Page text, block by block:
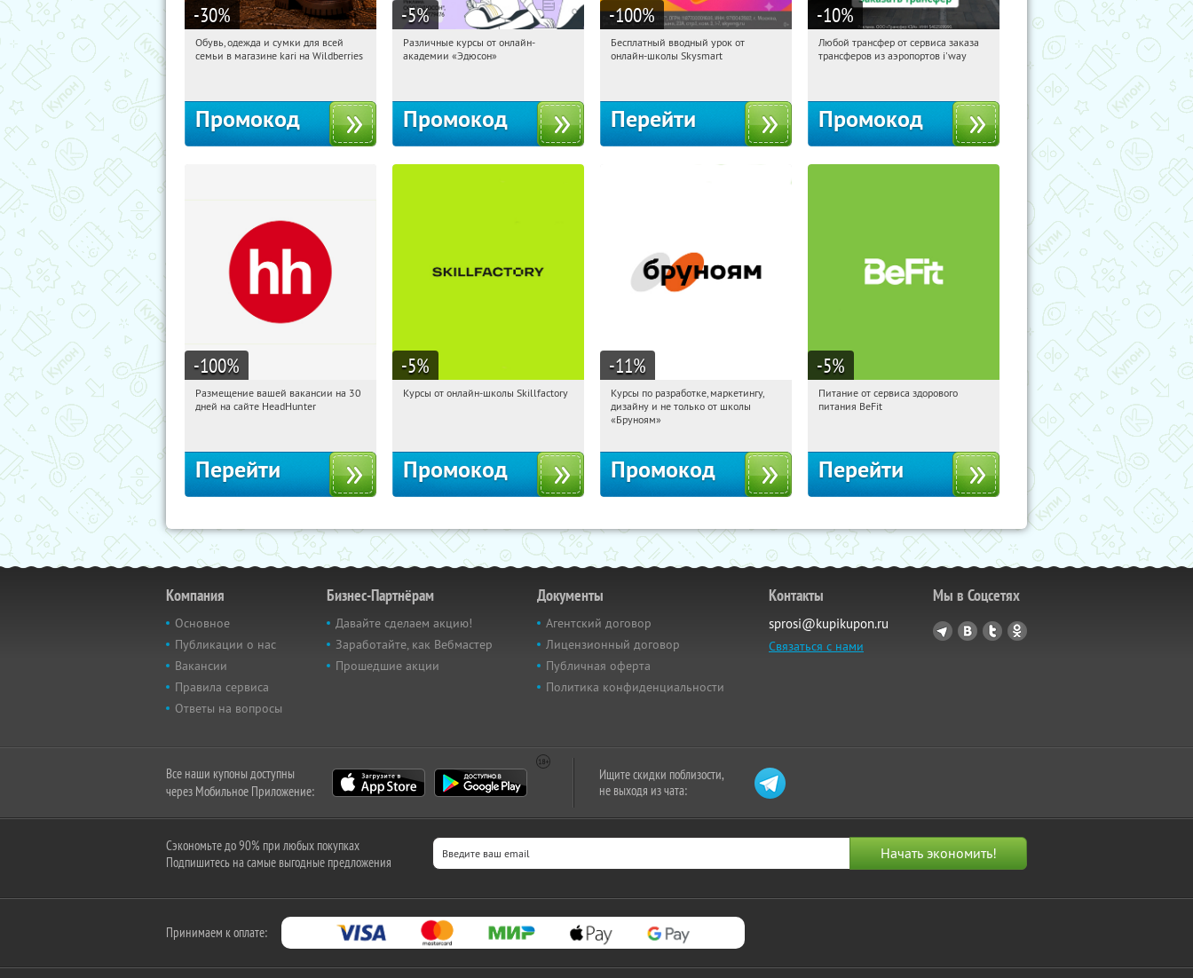
-30%
21:21:31 Получили:
Обувь, одежда и сумки для всей
семьи в магазине kari на Wildberries
Промокод
-5%
21:21:31 Получили:
Различные курсы от онлайн-
академии «Эдюсон»
Промокод
-100%
21:21:31
Получи первым!
Бесплатный вводный урок от
онлайн-школы Skysmart
Перейти
-10%
21:21:31
Получи первым!
Любой трансфер от сервиса заказа
трансферов из аэропортов i'way
Промокод
-100%
21:21:31
Получи первым!
Размещение вашей вакансии на 30
дней на сайте HeadHunter
Перейти
-5%
21:21:31
Получи первым!
Курсы от онлайн-школы Skillfactory
Промокод
-11%
21:21:31
Получи первым!
Россия
Курсы по разработке, маркетингу,
дизайну и не только от школы
«Бруноям»
Промокод
-5%
21:21:31
Получи первым!
Питание от сервиса здорового
питания BeFit
Перейти
Компания
Основное
Публикации о нас
Вакансии
Правила сервиса
Ответы на вопросы
Бизнес-Партнёрам
Давайте сделаем акцию!
Заработайте, как Вебмастер
Прошедшие акции
Документы
Агентский договор
Лицензионный договор
Публичная оферта
Политика конфиденциальности
Контакты
sprosi@kupikupon.ru
Связаться с нами
Мы в Соцсетях
Все наши купоны доступны
через Мобильное Приложение:
Ищите скидки поблизости,
не выходя из чата:
Сэкономьте до 90% при любых покупках
Подпишитесь на самые выгодные предложения
Принимаем к оплате: